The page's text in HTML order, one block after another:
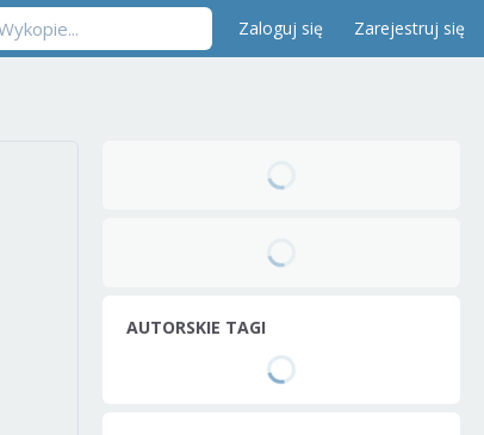
Zaloguj się Zarejestruj się
AUTORSKIE TAGI